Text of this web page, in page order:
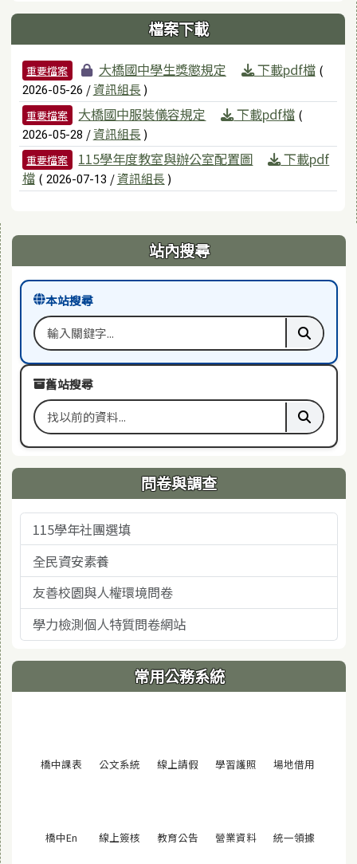
檔案下載
檔案列表
重要檔案 大橋國中學生獎懲規定 下載pdf檔 (
2026-05-26 /資訊組長 )
重要檔案 大橋國中服裝儀容規定 下載pdf檔 (
2026-05-28 /資訊組長 )
重要檔案 115學年度教室與辦公室配置圖
下載pdf
檔 ( 2026-07-13 /資訊組長 )
右邊區域內容 站內搜尋
本站搜尋
搜尋關鍵字 執行本
舊站搜尋
搜尋舊站關鍵字 執行舊
問卷與調查
115學年社團選填
全民資安素養
友善校園與人權環境問卷
學力檢測個人特質問卷網站
常用公務系統
橋中課表 (另開視窗)
公文系統 (另開視窗)
線上請假 (另開視窗)
學習護照 (另開視窗)
場地借用
橋中En (另開視窗)
線上簽核 (另開視窗)
教育公告 (另開視窗)
營業資料(另開視窗)
統一領據